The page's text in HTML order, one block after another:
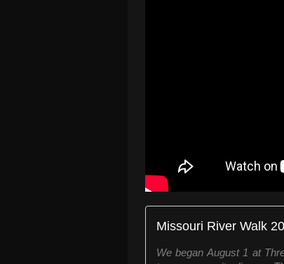
Missouri River Walk
We began August 1 at